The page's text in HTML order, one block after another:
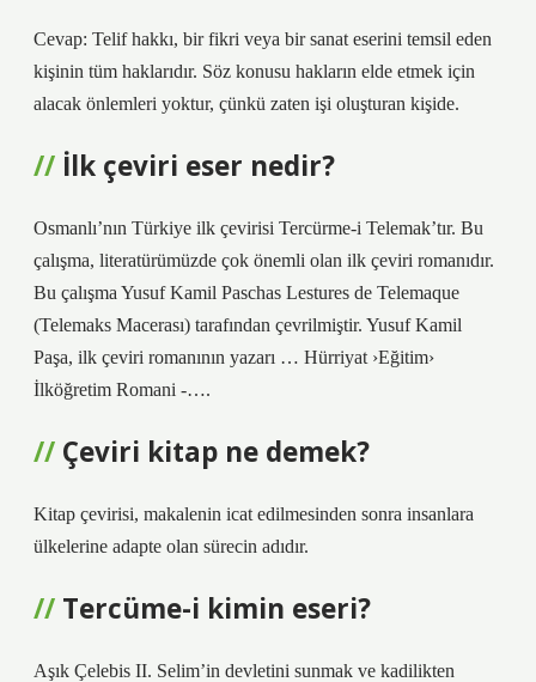
Cevap: Telif hakkı, bir fikri veya bir sanat eserini temsil eden
kişinin tüm haklarıdır. Söz konusu hakların elde etmek için
alacak önlemleri yoktur, çünkü zaten işi oluşturan kişide.
İlk çeviri eser nedir?
Osmanlı’nın Türkiye ilk çevirisi Tercürme-i Telemak’tır. Bu
çalışma, literatürümüzde çok önemli olan ilk çeviri romanıdır.
Bu çalışma Yusuf Kamil Paschas Lestures de Telemaque
(Telemaks Macerası) tarafından çevrilmiştir. Yusuf Kamil
Paşa, ilk çeviri romanının yazarı … Hürriyat ›Eğitim›
İlköğretim Romani -….
Çeviri kitap ne demek?
Kitap çevirisi, makalenin icat edilmesinden sonra insanlara
ülkelerine adapte olan sürecin adıdır.
Tercüme-i kimin eseri?
Aşık Çelebis II. Selim’in devletini sunmak ve kadilikten